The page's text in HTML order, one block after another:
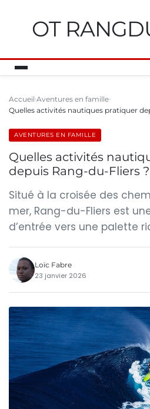
OT
Accueil Aventures en famille
Quelles activités nautiques pratiquer
AVENTURES EN FAMILLE
Quelles activités
depuis Rang-du-Fliers ?
Situé à la croisée des
mer, Rang-du-Fliers est
d’entrée vers une palette
Loïc Fabre
23 janvier 2026